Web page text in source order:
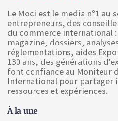
Le Moci est le media n°1 au
entrepreneurs, des
du commerce international
magazine, dossiers,
réglementations, aides
130 ans, des générations
font confiance au Moniteur
International pour partager
ressources et expériences.
À la une